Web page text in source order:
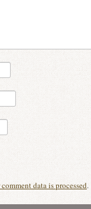
data is processed.